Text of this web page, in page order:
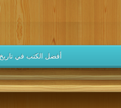
أفضل الكتب في تاريخ